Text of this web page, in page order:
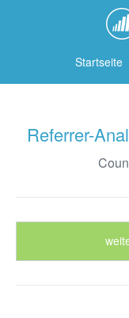
Startseite
Referrer-